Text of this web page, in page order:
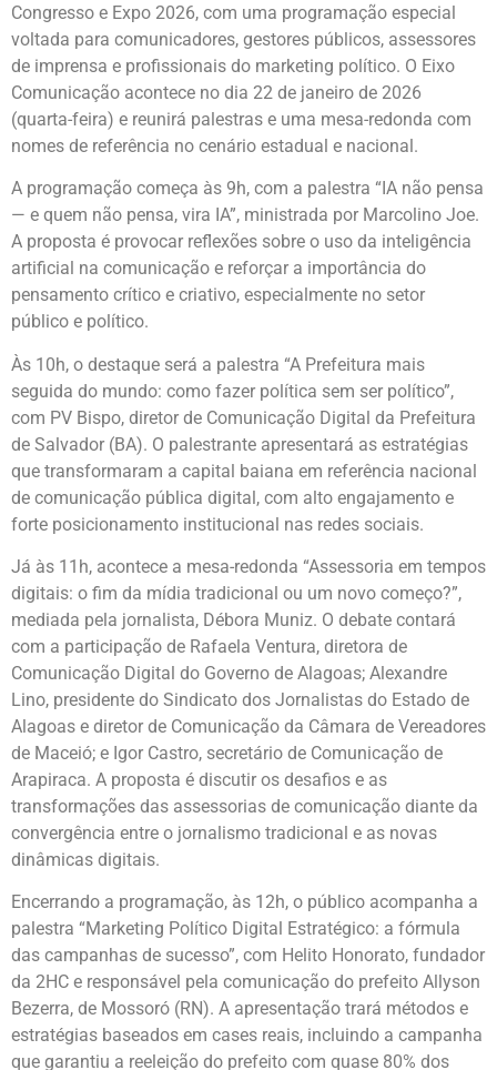
Congresso e Expo 2026, com uma programação especial
voltada para comunicadores, gestores públicos, assessores
de imprensa e profissionais do marketing político. O Eixo
Comunicação acontece no dia 22 de janeiro de 2026
(quarta-feira) e reunirá palestras e uma mesa-redonda com
nomes de referência no cenário estadual e nacional.
A programação começa às 9h, com a palestra “IA não pensa
— e quem não pensa, vira IA”, ministrada por Marcolino Joe.
A proposta é provocar reflexões sobre o uso da inteligência
artificial na comunicação e reforçar a importância do
pensamento crítico e criativo, especialmente no setor
público e político.
Às 10h, o destaque será a palestra “A Prefeitura mais
seguida do mundo: como fazer política sem ser político”,
com PV Bispo, diretor de Comunicação Digital da Prefeitura
de Salvador (BA). O palestrante apresentará as estratégias
que transformaram a capital baiana em referência nacional
de comunicação pública digital, com alto engajamento e
forte posicionamento institucional nas redes sociais.
Já às 11h, acontece a mesa-redonda “Assessoria em tempos
digitais: o fim da mídia tradicional ou um novo começo?”,
mediada pela jornalista, Débora Muniz. O debate contará
com a participação de Rafaela Ventura, diretora de
Comunicação Digital do Governo de Alagoas; Alexandre
Lino, presidente do Sindicato dos Jornalistas do Estado de
Alagoas e diretor de Comunicação da Câmara de Vereadores
de Maceió; e Igor Castro, secretário de Comunicação de
Arapiraca. A proposta é discutir os desafios e as
transformações das assessorias de comunicação diante da
convergência entre o jornalismo tradicional e as novas
dinâmicas digitais.
Encerrando a programação, às 12h, o público acompanha a
palestra “Marketing Político Digital Estratégico: a fórmula
das campanhas de sucesso”, com Helito Honorato, fundador
da 2HC e responsável pela comunicação do prefeito Allyson
Bezerra, de Mossoró (RN). A apresentação trará métodos e
estratégias baseados em cases reais, incluindo a campanha
que garantiu a reeleição do prefeito com quase 80% dos